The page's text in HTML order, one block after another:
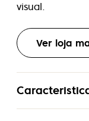
visual.
Ver loja